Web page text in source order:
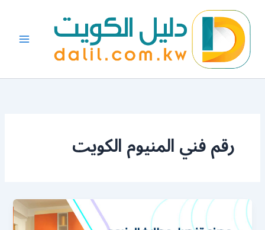
المحتوى
رقم فني المنيوم الكويت